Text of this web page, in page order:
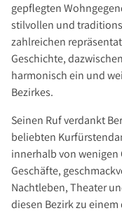
gepflegten
stilvollen und
zahlreichen
Geschichte,
harmonisch ein und
Bezirkes.
Seinen Ruf verdankt
beliebten
innerhalb von wenigen
Geschäfte,
Nachtleben, Theater
diesen Bezirk zu